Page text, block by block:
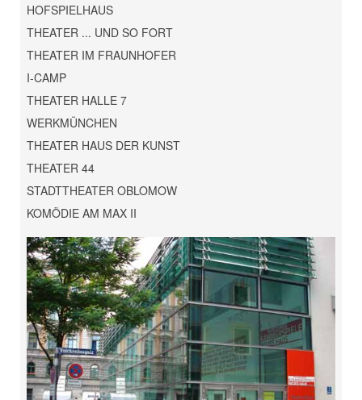
HOFSPIELHAUS
THEATER ... UND SO FORT
THEATER IM FRAUNHOFER
I-CAMP
THEATER HALLE 7
WERKMÜNCHEN
THEATER HAUS DER KUNST
THEATER 44
STADTTHEATER OBLOMOW
KOMÖDIE AM MAX II